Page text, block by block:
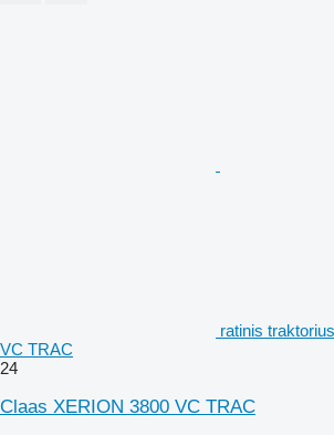
ratinis
VC TRAC
24
Claas XERION 3800 VC TRAC